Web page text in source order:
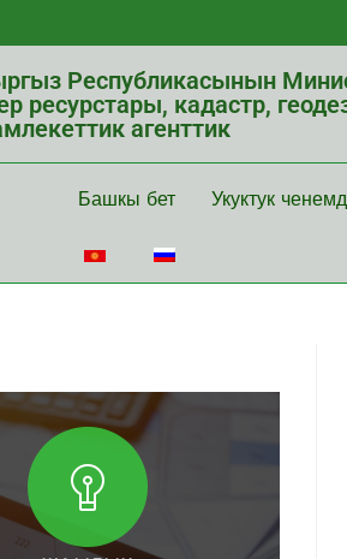
Республикасынын
ресурстары, кадастр,
агенттик
Башкы бет Укуктук